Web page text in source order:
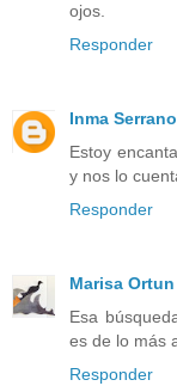
ojos.
Responder
Inma Serrano
Estoy
y nos lo
Responder
Marisa Ortun
Esa
es de lo más
Responder